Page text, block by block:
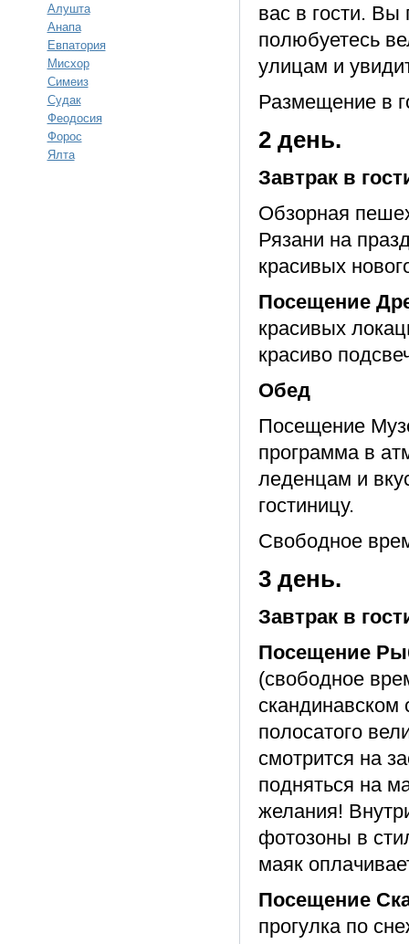
Алушта
Анапа
Евпатория
Мисхор
Симеиз
Судак
Феодосия
Форос
Ялта
вас в гости. Вы
полюбуетесь
улицам и
Размещение в
2 день.
Завтрак в
Обзорная
Рязани на
красивых
Посещение
красивых
красиво
Обед
Посещение
программа в
леденцам и
гостиницу.
Свободное
3 день.
Завтрак в
Посещение
(свободное
полосатого
смотрится на
подняться на
желания!
фотозоны в
маяк
Посещение
прогулка по